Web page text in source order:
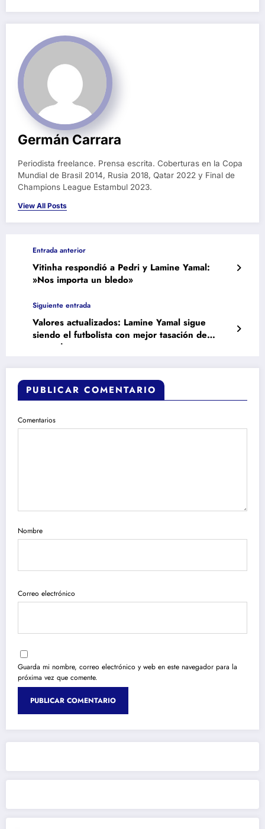
Germán Carrara
Periodista freelance. Prensa escrita. Coberturas en la Copa
Mundial de Brasil 2014, Rusia 2018, Qatar 2022 y Final de
Champions League Estambul 2023.
View All Posts
Entrada anterior
Vitinha respondió a Pedri y Lamine Yamal:
»Nos importa un bledo»
Siguiente entrada
Valores actualizados: Lamine Yamal sigue
siendo el futbolista con mejor tasación de
mercado
PUBLICAR COMENTARIO
Comentarios
Nombre
Correo electrónico
Guarda mi nombre, correo electrónico y web en este navegador para la
próxima vez que comente.